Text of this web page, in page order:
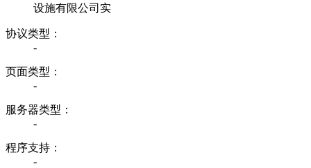
设施有限公司实
协议类型：
-
页面类型：
-
服务器类型：
-
程序支持：
-